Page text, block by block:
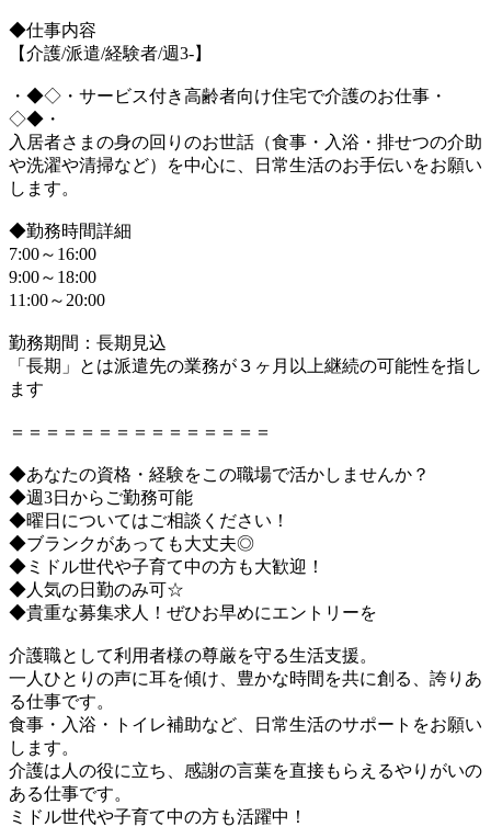
◆仕事内容
【介護/派遣/経験者/週3-】
・◆◇・サービス付き高齢者向け住宅で介護のお仕事・
◇◆・
入居者さまの身の回りのお世話（食事・入浴・排せつの介助
や洗濯や清掃など）を中心に、日常生活のお手伝いをお願い
します。
◆勤務時間詳細
7:00～16:00
9:00～18:00
11:00～20:00
勤務期間：長期見込
「長期」とは派遣先の業務が３ヶ月以上継続の可能性を指し
ます
＝＝＝＝＝＝＝＝＝＝＝＝＝＝＝
◆あなたの資格・経験をこの職場で活かしませんか？
◆週3日からご勤務可能
◆曜日についてはご相談ください！
◆ブランクがあっても大丈夫◎
◆ミドル世代や子育て中の方も大歓迎！
◆人気の日勤のみ可☆
◆貴重な募集求人！ぜひお早めにエントリーを
介護職として利用者様の尊厳を守る生活支援。
一人ひとりの声に耳を傾け、豊かな時間を共に創る、誇りあ
る仕事です。
食事・入浴・トイレ補助など、日常生活のサポートをお願い
します。
介護は人の役に立ち、感謝の言葉を直接もらえるやりがいの
ある仕事です。
ミドル世代や子育て中の方も活躍中！